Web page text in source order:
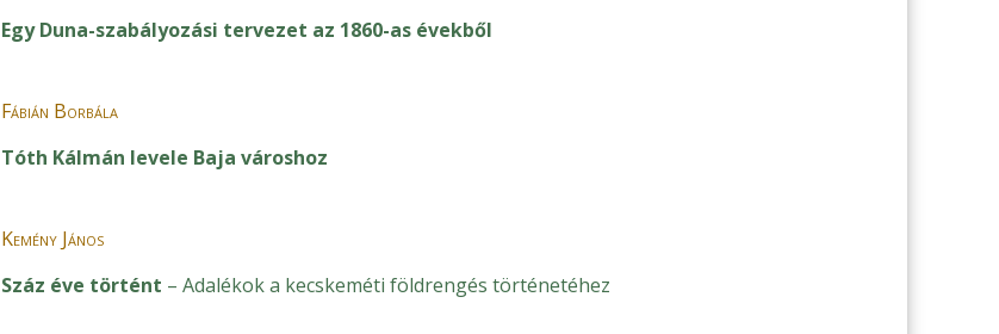
Egy Duna-szabályozási tervezet az 1860-as évekből
Fábián Borbála
Tóth Kálmán levele Baja városhoz
Kemény János
Száz éve történt – Adalékok a kecskeméti földrengés történetéhez